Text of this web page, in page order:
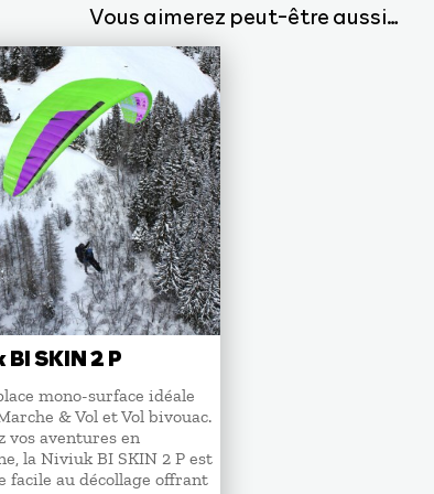
Vous aimerez peut-être aussi…
SKIN 2 P
mono-surface idéale
& Vol et Vol bivouac.
vos aventures en
la Niviuk BI SKIN 2 P est
facile au décollage offrant